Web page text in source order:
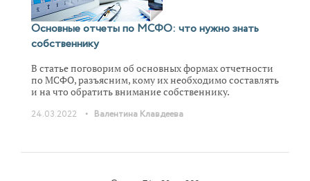
Основные отчеты по МСФО: что нужно знать
собственнику
В статье поговорим об основных формах отчетности
по МСФО, разъясним, кому их необходимо составлять
и на что обратить внимание собственнику.
24.03.2022 • Валентина Клавдеева